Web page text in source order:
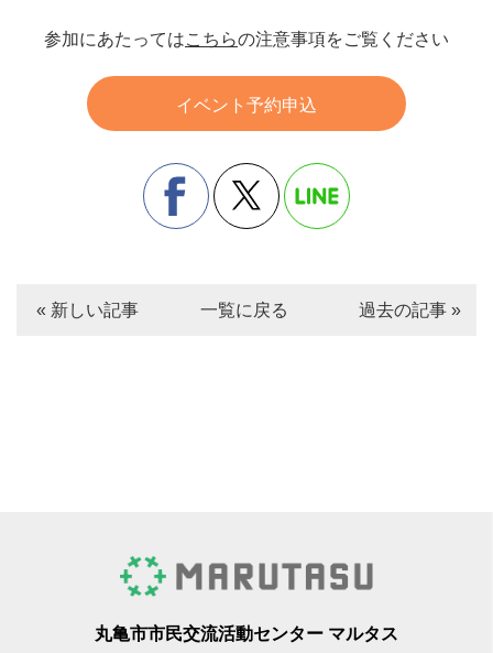
参加にあたってはこちらの注意事項をご覧ください
イベント予約申込
« 新しい記事 一覧に戻る 過去の記事 »
丸亀市市民交流活動センター マルタス